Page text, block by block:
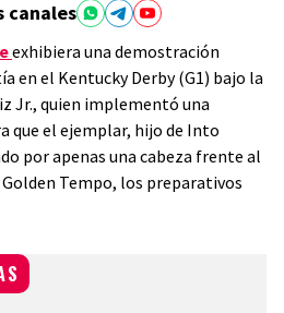
canales
exhibiera una demostración
en el Kentucky Derby (G1) bajo la
Jr., quien implementó una
que el ejemplar, hijo de Into
por apenas una cabeza frente al
Tempo, los preparativos